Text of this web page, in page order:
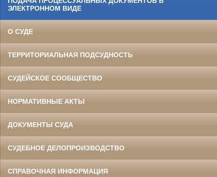
ЭЛЕКТРОННОМ ВИДЕ
О СУДЕ
ТЕРРИТОРИАЛЬНАЯ ПОДСУДНОСТЬ
СУДЕЙСКОЕ СООБЩЕСТВО
НОРМАТИВНЫЕ АКТЫ
ДОКУМЕНТЫ СУДА
СУДЕБНОЕ ДЕЛОПРОИЗВОДСТВО
СПРАВОЧНАЯ ИНФОРМАЦИЯ